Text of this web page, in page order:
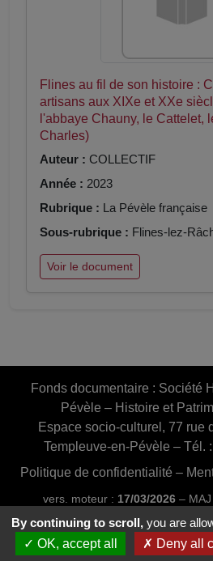
Flines au fil de son histoire :
artisans aux XIXe et XXe
l'abbaye Chauny, le Cattelet,
Charles)
Auteur : COLLECTIF
Année : 2023
Rubrique : La Pévèle française
Sous-rubrique : Flines-lez-
Voir le document
Fonds documentaire : Société
Pévèle – Histoire et
Espace socio-culturel, 77 rue
Templeuve-en-Pévèle – Tél.
Politique de confidentialité –
vers. moteur : 17/03/2026 –
03/07/2026
Conception et réalisation
By continuing to scroll, you are
OK, accept all
Deny all